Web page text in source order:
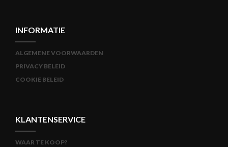
INFORMATIE
ALGEMENE VOORWAARDEN
PRIVACY BELEID
COOKIE BELEID
KLANTENSERVICE
WAAR TE KOOP?